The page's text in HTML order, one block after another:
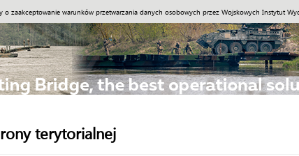
o zaakceptowanie warunków przetwarzania danych osobowych przez Wojskowych Instytut
terytorialnej